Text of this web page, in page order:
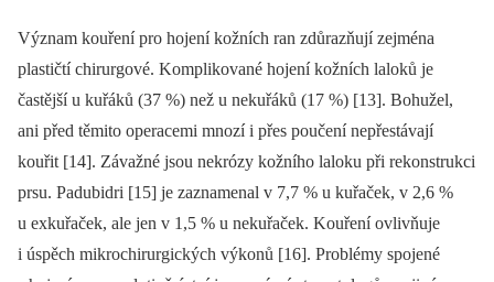
Význam kouření pro hojení kožních ran zdůrazňují zejména
plastičtí chirurgové. Komplikované hojení kožních laloků je
častější u kuřáků (37 %) než u nekuřáků (17 %) [13]. Bohužel,
ani před těmito operacemi mnozí i přes poučení nepřestávají
kouřit [14]. Závažné jsou nekrózy kožního laloku při rekonstrukci
prsu. Padubidri [15] je zaznamenal v 7,7 % u kuřaček, v 2,6 %
u exkuřaček, ale jen v 1,5 % u nekuřaček. Kouření ovlivňuje
i úspěch mikrochirurgických výkonů [16]. Problémy spojené